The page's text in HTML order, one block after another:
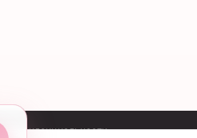
конфиденциальности